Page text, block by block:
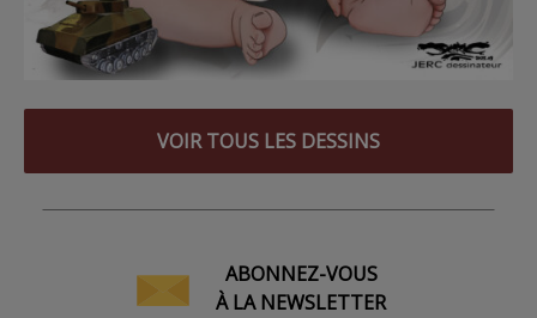
VOIR TOUS LES DESSINS
ABONNEZ-VOUS
À LA NEWSLETTER